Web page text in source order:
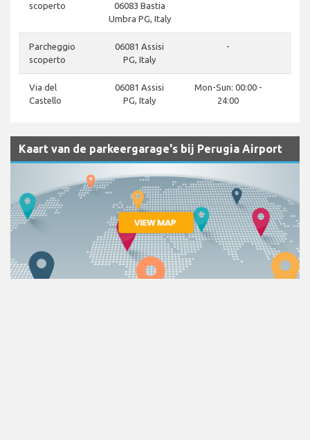
scoperto
06083 Bastia
Umbra PG, Italy
Parcheggio
scoperto
06081 Assisi
PG, Italy
-
Via del
Castello
06081 Assisi
PG, Italy
Mon-Sun: 00:00 -
24:00
Kaart van de parkeergarage's bij Perugia Airport